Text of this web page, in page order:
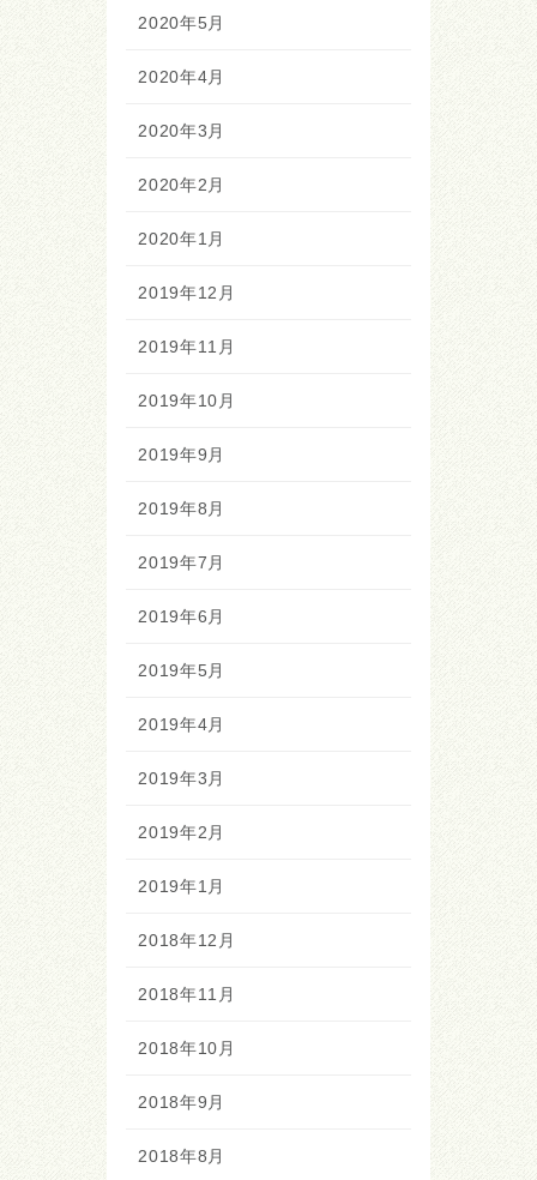
2020年5月
2020年4月
2020年3月
2020年2月
2020年1月
2019年12月
2019年11月
2019年10月
2019年9月
2019年8月
2019年7月
2019年6月
2019年5月
2019年4月
2019年3月
2019年2月
2019年1月
2018年12月
2018年11月
2018年10月
2018年9月
2018年8月